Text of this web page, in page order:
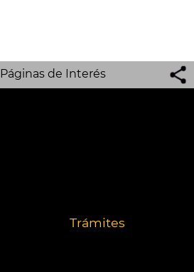
Páginas de Interés
Trámites